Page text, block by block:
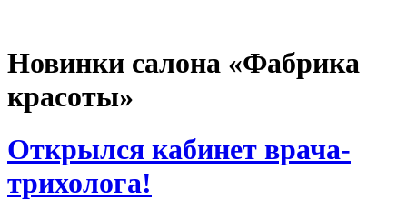
Новинки салона «Фабрика
красоты»
Открылся кабинет врача-
трихолога!